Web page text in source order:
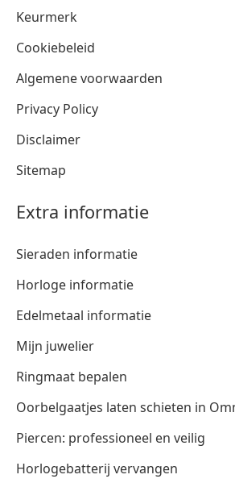
Keurmerk
Cookiebeleid
Algemene voorwaarden
Privacy Policy
Disclaimer
Sitemap
Extra informatie
Sieraden informatie
Horloge informatie
Edelmetaal informatie
Mijn juwelier
Ringmaat bepalen
Oorbelgaatjes laten schieten in
Piercen: professioneel en veilig
Horlogebatterij vervangen